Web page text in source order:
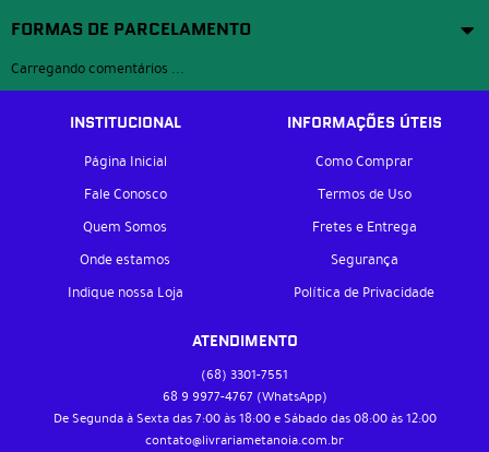
FORMAS DE PARCELAMENTO
Carregando comentários ...
INSTITUCIONAL
Página Inicial
Fale Conosco
Quem Somos
Onde estamos
Indique nossa Loja
INFORMAÇÕES ÚTEIS
Como Comprar
Termos de Uso
Fretes e Entrega
Segurança
Política de Privacidade
ATENDIMENTO
(68) 3301-7551
68 9 9977-4767 (WhatsApp)
De Segunda à Sexta das 7:00 às 18:00 e Sábado das 08:00 às 12:00
contato@livrariametanoia.com.br